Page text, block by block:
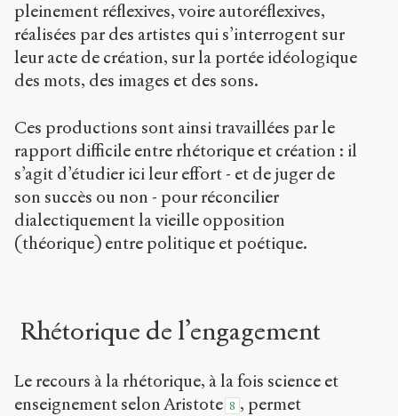
pleinement réflexives, voire autoréflexives,
réalisées par des artistes qui s’interrogent sur
leur acte de création, sur la portée idéologique
des mots, des images et des sons.
Ces productions sont ainsi travaillées par le
rapport difficile entre rhétorique et création : il
s’agit d’étudier ici leur effort - et de juger de
son succès ou non - pour réconcilier
dialectiquement la vieille opposition
(théorique) entre politique et poétique.
Rhétorique de l’engagement
Le recours à la rhétorique, à la fois science et
enseignement selon Aristote 8 , permet